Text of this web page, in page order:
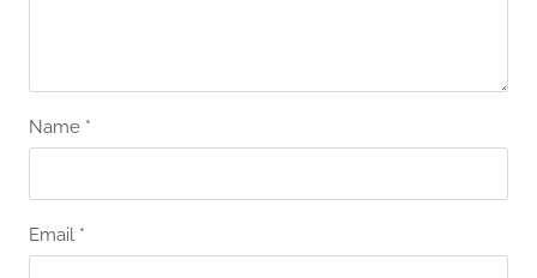
Name *
Email *